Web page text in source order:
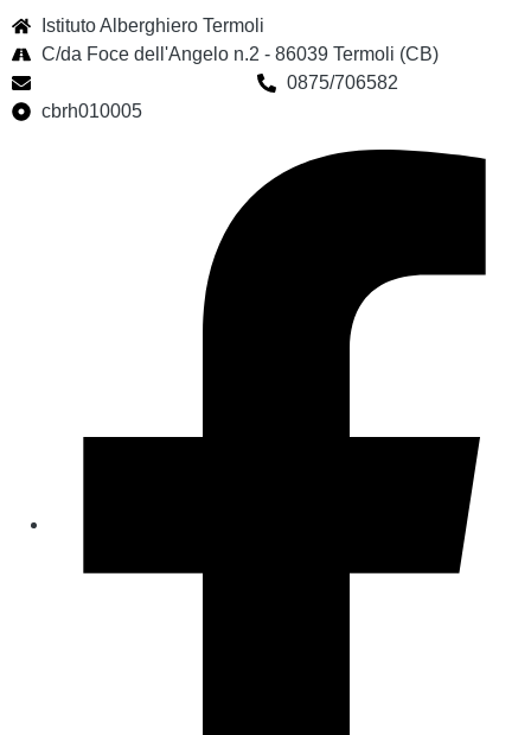
Istituto Alberghiero Termoli
C/da Foce dell'Angelo n.2 - 86039 Termoli (CB)
0875/706582
cbrh010005